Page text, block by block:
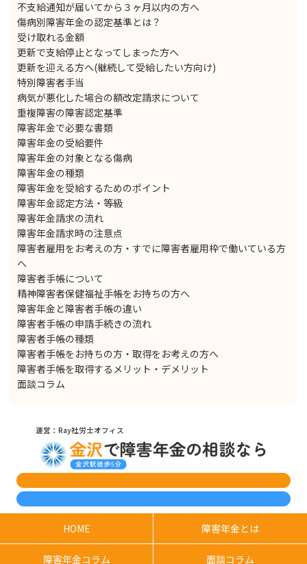
不支給通知が届いてから３ヶ月以内の方へ
傷病別障害年金の認定基準とは？
受け取れる金額
更新で支給停止となってしまった方へ
更新を迎える方へ(継続して受給したい方向け)
特別障害者手当
病気が悪化した場合の額改定請求について
重複障害の障害認定基準
障害年金で必要な書類
障害年金の受給要件
障害年金の対象となる傷病
障害年金の種類
障害年金を受給するためのポイント
障害年金認定方法・等級
障害年金請求の流れ
障害年金請求時の注意点
障害者雇用をお考えの方・すでに障害者雇用枠で働いている方
へ
障害者手帳について
精神障害者保健福祉手帳をお持ちの方へ
障害年金と障害者手帳の違い
障害者手帳の申請手続きの流れ
障害者手帳の種類
障害者手帳をお持ちの方・取得をお考えの方へ
障害者手帳を取得するメリット・デメリット
面談コラム
運営：Ray社労士オフィス
HOME 障害年金とは
障害年金コラム 面談コラム